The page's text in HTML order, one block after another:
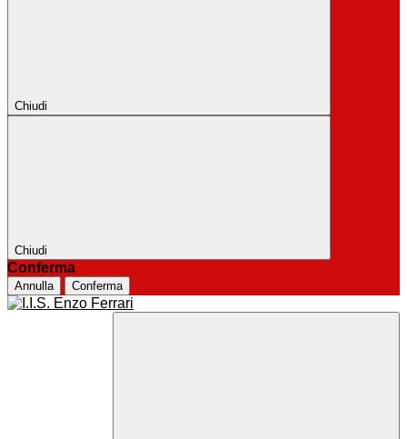
Chiudi
Chiudi
Conferma
Annulla Conferma